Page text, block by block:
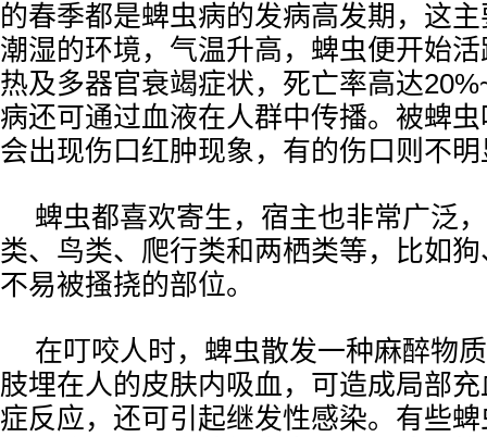
的春季都是蜱虫病的发病高发期，这
潮湿的环境，气温升高，蜱虫便开始
热及多器官衰竭症状，死亡率高达
病还可通过血液在人群中传播。被蜱
会出现伤口红肿现象，有的伤口则不
蜱虫都喜欢寄生，宿主也非常广泛
类、鸟类、爬行类和两栖类等，比如
不易被搔挠的部位。
在叮咬人时，蜱虫散发一种麻醉物
肢埋在人的皮肤内吸血，可造成局部
症反应，还可引起继发性感染。有些